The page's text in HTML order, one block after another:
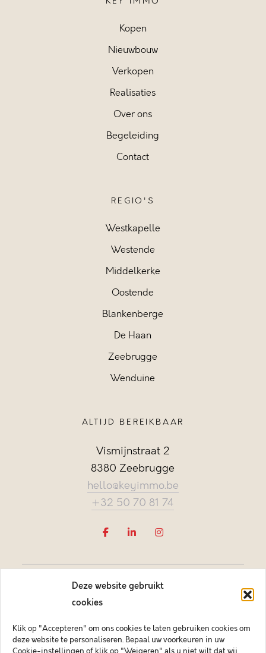
Deze website gebruikt
cookies
Klik op "Accepteren" om ons cookies te laten gebruiken cookies om
deze website te personaliseren. Bepaal uw voorkeuren in uw
Kopen
Nieuwbouw
Verkopen
Realisaties
Over ons
Begeleiding
Contact
REGIO'S
Westkapelle
Westende
Middelkerke
Oostende
Blankenberge
De Haan
Zeebrugge
Wenduine
ALTIJD BEREIKBAAR
Vismijnstraat 2
8380 Zeebrugge
hello@keyimmo.be
+32 50 70 81 74
Vastgoedmakelaar-bemiddelaar BIV België BIV 505084